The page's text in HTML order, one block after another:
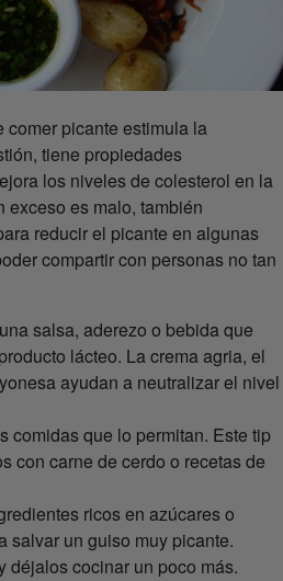
comer picante estimula la
tiene propiedades
los niveles de colesterol en la
exceso es malo, también
reducir el picante en algunas
compartir con personas no tan
salsa, aderezo o bebida que
lácteo. La crema agria, el
ayudan a neutralizar el nivel
comidas que lo permitan. Este tip
con carne de cerdo o recetas de
ricos en azúcares o
salvar un guiso muy picante.
déjalos cocinar un poco más.